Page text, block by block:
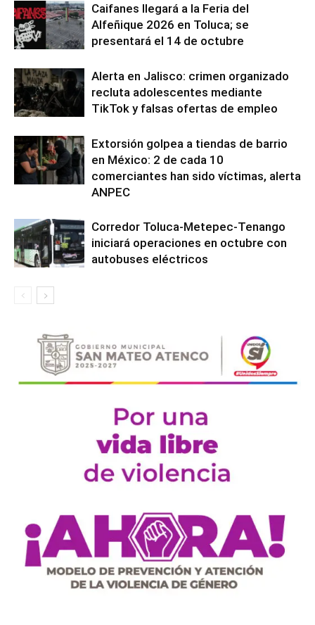
Caifanes llegará a la Feria del
Alfeñique 2026 en Toluca; se
presentará el 14 de octubre
Alerta en Jalisco: crimen organizado
recluta adolescentes mediante
TikTok y falsas ofertas de empleo
Extorsión golpea a tiendas de barrio
en México: 2 de cada 10
comerciantes han sido víctimas, alerta
ANPEC
Corredor Toluca-Metepec-Tenango
iniciará operaciones en octubre con
autobuses eléctricos